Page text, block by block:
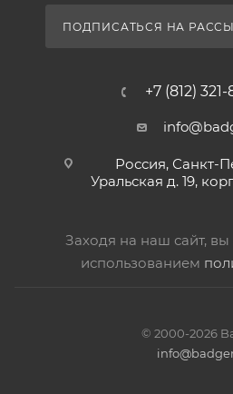
ПОДПИСАТЬСЯ НА
+7 (812)
Россия, Санкт-
Уральская д. 19,
Заходя на наш сайт, вы
использованием
© 2000-2026